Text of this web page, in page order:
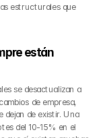
estructurales que
están
se desactualizan a
de empresa,
dejan de existir. Una
del 10-15% en el